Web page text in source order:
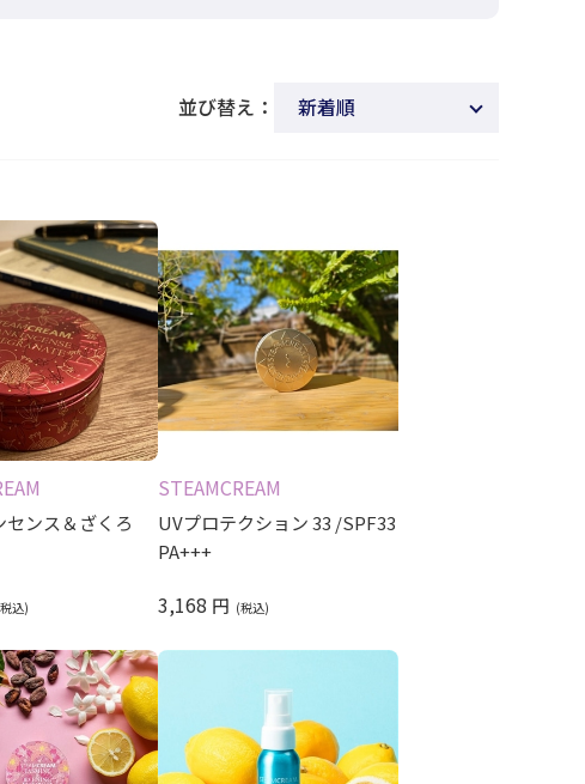
並び替え：
新着順
価格(安い順)
価格(高い順)
発売日＋商品名
レビュー順
センス＆ざくろ
STEAMCREAM
UVプロテクション 33 /SPF33
PA+++
3,168 円